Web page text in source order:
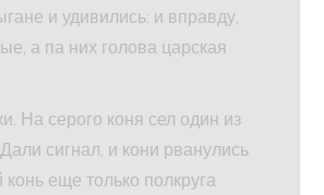
и удивились: и вправду,
а па них голова царская
На серого коня сел один из
сигнал, и кони рванулись
еще только полкруга